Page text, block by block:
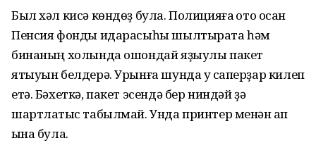
Был хәл кисә көндөҙ була. Полицияға ҡото осҡан
Пенсия фонды идарасыһы шылтырата һәм
бинаның холында ошондай яҙыулы пакет
ятыуын белдерә. Урынға шунда уҡ саперҙар килеп
етә. Бәхеткә, пакет эсендә бер ниндәй ҙә
шартлатҡыс табылмай. Унда принтер менән ҡап
ҡына була.